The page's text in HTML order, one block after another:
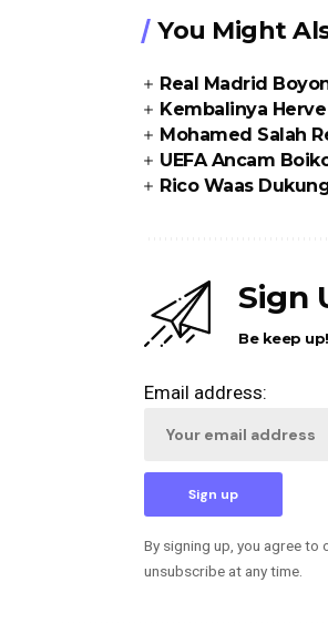
You Might
Real Madrid
Kembalinya
Mohamed Salah
UEFA Ancam
Rico Waas
Sign
Be keep
Email address:
By signing up, you agree to
unsubscribe at any time.